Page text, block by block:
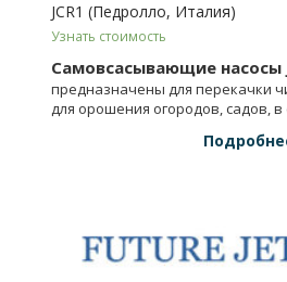
JCR1 (Педролло, Италия)
Узнать стоимость
Самовсасывающие насосы
предназначены для перекачки
для орошения огородов, садов, в